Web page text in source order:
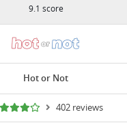
9.1 score
Hot or Not
402 reviews